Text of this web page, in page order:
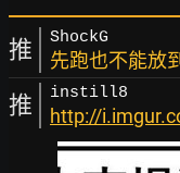
推 ShockG
先跑也不能放
推 instill8
http://